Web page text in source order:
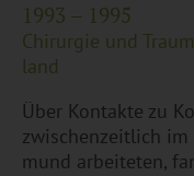
1993 – 1995
Chir­ur­gie und
land
Über Kon­tak­te zu
zwi­schen­zeit­lich
mund ar­bei­te­ten,